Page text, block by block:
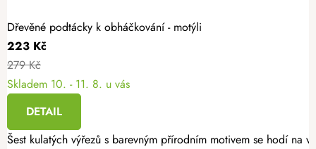
Dřevěné podtácky k obháčkování - motýli
223 Kč
279 Kč
Skladem 10. - 11. 8. u vás
DETAIL
Šest kulatých výřezů s barevným přírodním motivem se hodí na